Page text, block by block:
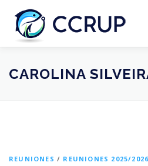
NOSOTROS NOTICIAS
CAROLINA
REUNIONES / REUNIONES 2025/2026